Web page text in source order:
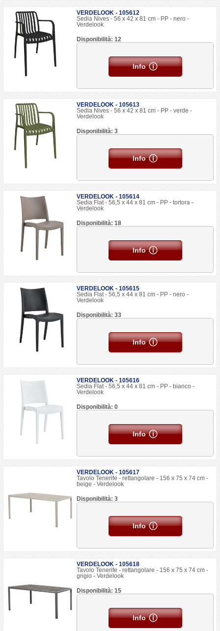
VERDELOOK - 105612
Sedia Nives - 56 x 42 x 81 cm - PP - nero -
Verdelook
Disponibilità: 12
Info
VERDELOOK - 105613
Sedia Nives - 56 x 42 x 81 cm - PP - verde -
Verdelook
Disponibilità: 3
Info
VERDELOOK - 105614
Sedia Flat - 56,5 x 44 x 81 cm - PP - tortora -
Verdelook
Disponibilità: 18
Info
VERDELOOK - 105615
Sedia Flat - 56,5 x 44 x 81 cm - PP - nero -
Verdelook
Disponibilità: 33
Info
VERDELOOK - 105616
Sedia Flat - 56,5 x 44 x 81 cm - PP - bianco -
Verdelook
Disponibilità: 0
Info
VERDELOOK - 105617
Tavolo Tenerife - rettangolare - 156 x 75 x 74 cm -
beige - Verdelook
Disponibilità: 3
Info
VERDELOOK - 105618
Tavolo Tenerife - rettangolare - 156 x 75 x 74 cm -
grigio - Verdelook
Disponibilità: 15
Info